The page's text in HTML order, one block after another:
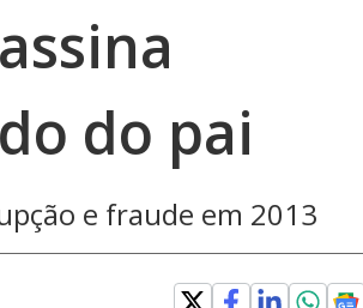
do pai
e fraude em 2013